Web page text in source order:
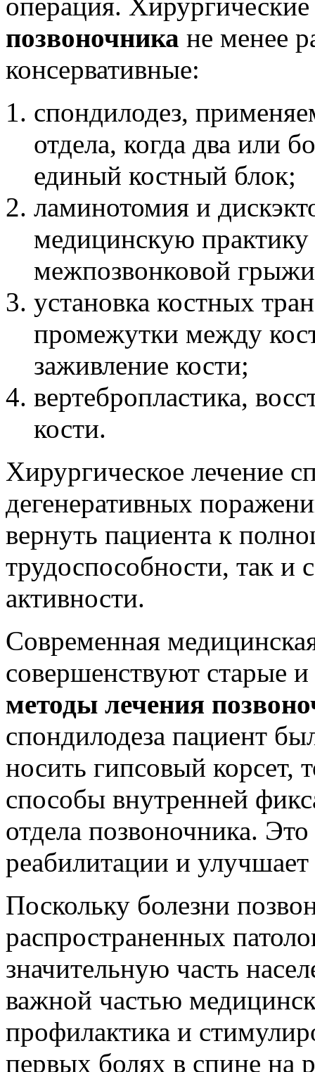
операция. Хирургические
позвоночника не менее
консервативные:
спондилодез,
отдела, когда два или
единый костный блок;
ламинотомия и
медицинскую практику
межпозвонковой
установка костных
промежутки между
заживление кости;
вертебропластика,
кости.
Хирургическое лечение
дегенеративных
вернуть пациента к
трудоспособности, так и
активности.
Современная
совершенствуют старые
методы лечения
спондилодеза пациент
носить гипсовый корсет,
способы внутренней
отдела позвоночника.
реабилитации и
Поскольку болезни
распространенных
значительную часть
важной частью
профилактика и
первых болях в спине на